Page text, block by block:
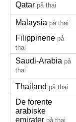
Qatar på thai
Malaysia på thai
Filippinene på
thai
Saudi-Arabia på
thai
Thailand på thai
De forente
arabiske
emirater på thai